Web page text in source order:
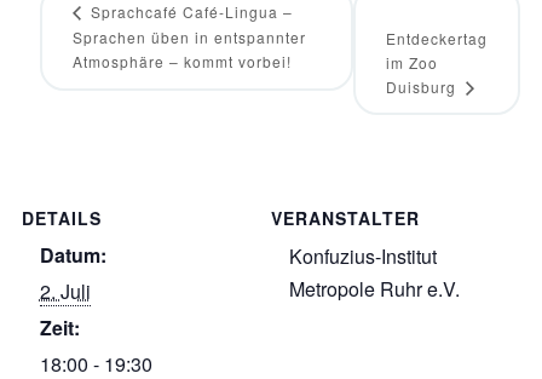
DETAILS
Datum:
2. Juli
Zeit:
18:00 - 19:30
VERANSTALTER
Konfuzius-Institut
Metropole Ruhr e.V.
Sprachcafé Café-Lingua –
Sprachen üben in entspannter
Atmosphäre – kommt vorbei!
Entdeckertag
im Zoo
Duisburg